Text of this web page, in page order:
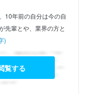
10年前の自分は今の自
先輩とや、業界の方と
)
覧する